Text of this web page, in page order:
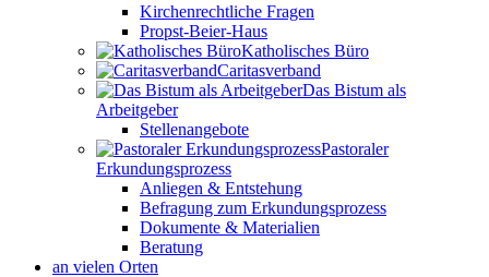
Kirchenrechtliche Fragen
Propst-Beier-Haus
Katholisches Büro
Caritasverband
Das Bistum als
Arbeitgeber
Stellenangebote
Pastoraler
Erkundungsprozess
Anliegen & Entstehung
Befragung zum Erkundungsprozess
Dokumente & Materialien
Beratung
an vielen Orten